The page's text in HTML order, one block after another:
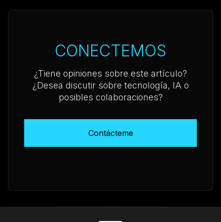
CONECTEMOS
¿Tiene opiniones sobre este artículo?
¿Desea discutir sobre tecnología, IA o
posibles colaboraciones?
Contácteme